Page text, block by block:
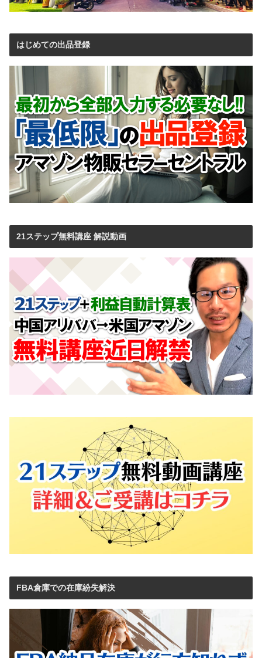
はじめての出品登録
21ステップ無料講座 解説動画
FBA倉庫での在庫紛失解決